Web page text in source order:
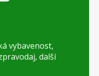
vybavenost,
další